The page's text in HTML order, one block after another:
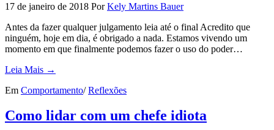
17 de janeiro de 2018 Por Kely Martins Bauer
Antes da fazer qualquer julgamento leia até o final Acredito que
ninguém, hoje em dia, é obrigado a nada. Estamos vivendo um
momento em que finalmente podemos fazer o uso do poder…
Leia Mais →
Em Comportamento/ Reflexões
Como lidar com um chefe idiota